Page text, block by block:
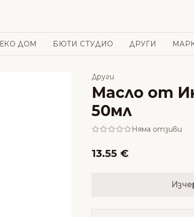
ЕКО ДОМ БЮТИ СТУДИО ДРУГИ
Други
Масло от
50мл
Няма отзиви
13.55 €